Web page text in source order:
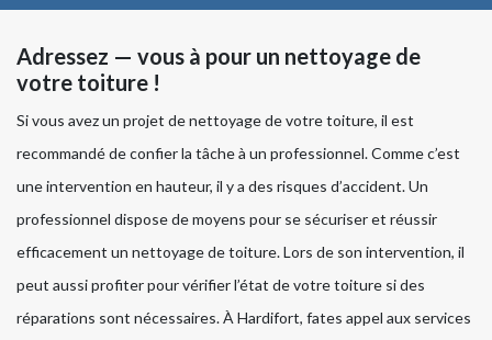
Adressez — vous à pour un nettoyage de
votre toiture !
Si vous avez un projet de nettoyage de votre toiture, il est
recommandé de confier la tâche à un professionnel. Comme c’est
une intervention en hauteur, il y a des risques d’accident. Un
professionnel dispose de moyens pour se sécuriser et réussir
efficacement un nettoyage de toiture. Lors de son intervention, il
peut aussi profiter pour vérifier l’état de votre toiture si des
réparations sont nécessaires. À Hardifort, fates appel aux services